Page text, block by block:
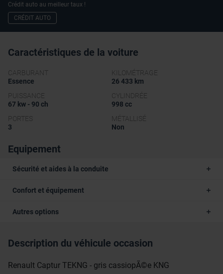
Crédit auto au meilleur taux !
CRÉDIT AUTO
Caractéristiques de la voiture
CARBURANT
Essence
KILOMÉTRAGE
26 433 km
PUISSANCE
67 kw - 90 ch
CYLINDRÉE
998 cc
PORTES
3
MÉTALLISÉ
Non
Equipement
Sécurité et aides à la conduite
Confort et équipement
Autres options
Description du véhicule occasion
Renault Captur TEKNG - gris cassiopÃ©e KNG